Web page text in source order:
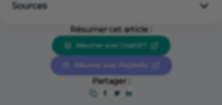
Sources
https://www.hootsuite.com/fr/research/social-trends
https://www.hubspot.fr/infographics/social-media-
Résumer cet article :
Résumer avec ChatGPT
Résumer avec Perplexity
Partager :